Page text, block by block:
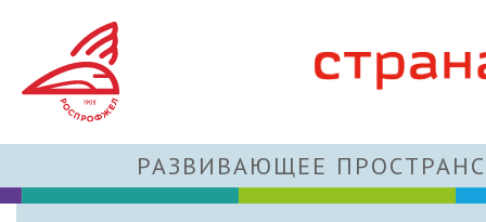
РАЗВИВАЮЩЕЕ